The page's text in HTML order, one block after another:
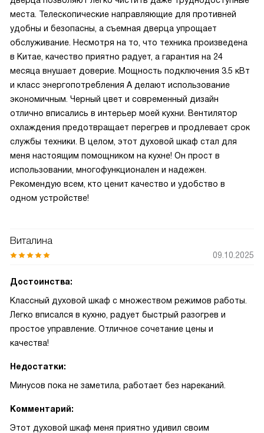
места. Телескопические направляющие для противней
удобны и безопасны, а съемная дверца упрощает
обслуживание. Несмотря на то, что техника произведена
в Китае, качество приятно радует, а гарантия на 24
месяца внушает доверие. Мощность подключения 3.5 кВт
и класс энергопотребления А делают использование
экономичным. Черный цвет и современный дизайн
отлично вписались в интерьер моей кухни. Вентилятор
охлаждения предотвращает перегрев и продлевает срок
службы техники. В целом, этот духовой шкаф стал для
меня настоящим помощником на кухне! Он прост в
использовании, многофункционален и надежен.
Рекомендую всем, кто ценит качество и удобство в
одном устройстве!
Виталина
09.10.2025
Достоинства:
Классный духовой шкаф с множеством режимов работы.
Легко вписался в кухню, радует быстрый разогрев и
простое управление. Отличное сочетание цены и
качества!
Недостатки:
Минусов пока не заметила, работает без нареканий.
Комментарий:
Этот духовой шкаф меня приятно удивил своим